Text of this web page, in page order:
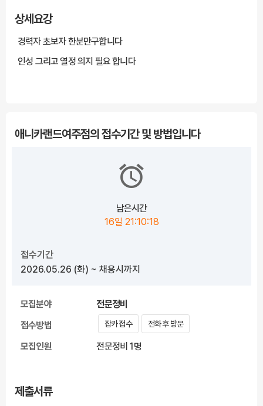
상세요강
경력자 초보자 한분만구합니다
인성 그리고 열정 의지 필요 합니다
애니카랜드여주점의 접수기간 및 방법입니다
남은시간
16일 21:10:18
접수기간
2026.05.26 (화) ~ 채용시까지
모집분야
전문정비
접수방법
잡카 접수 전화 후 방문
모집인원 전문정비 1명
제출서류